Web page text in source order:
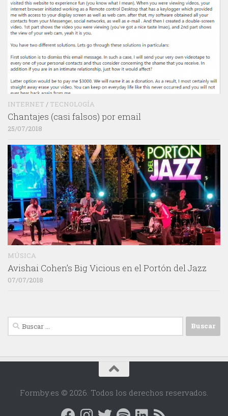
INTERNET / TECNOLOGÍA
Chantajes (casi falsos) por email
25/07/2018
MÚSICA
Avishai Cohen’s Big Vicious en el Portón del Jazz
07/07/2018
Buscar:
Formby.es © 2026. Todos los derechos reservados.